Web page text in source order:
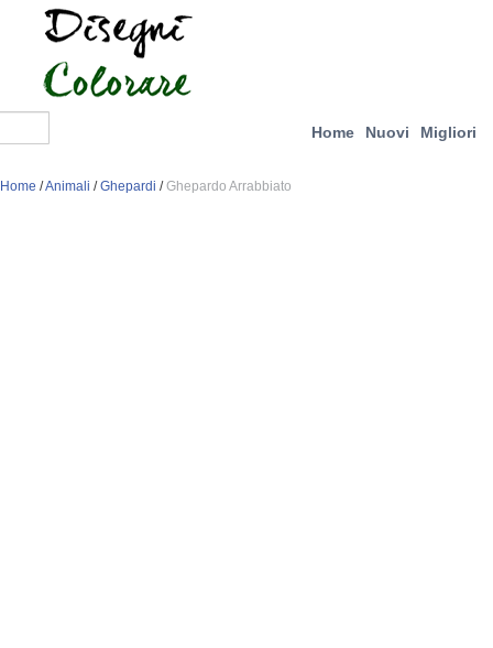
Home Nuovi Migliori
Home /Animali /Ghepardi /Ghepardo Arrabbiato